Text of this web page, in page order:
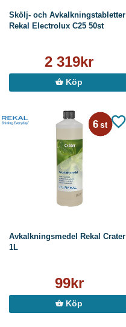
Skölj- och Avkalkningstabletter
Rekal Electrolux C25 50st
2 319kr
Köp
Avkalkningsmedel Rekal Crater
1L
99kr
Köp